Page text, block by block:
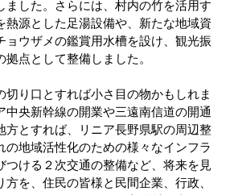
ました。さらには、村内の竹を活用す
熱源とした足湯設備や、新たな地域資
ョウザメの鑑賞用水槽を設け、観光振
点として整備しました。
り口とすれば小さ目の物かもしれま
中央新幹線の開業や三遠南信道の開通
方とすれば、リニア長野県駅の周辺整
の地域活性化のための様々なインフラ
つける２次交通の整備など、将来を見
を、住民の皆様と民間企業、行政、